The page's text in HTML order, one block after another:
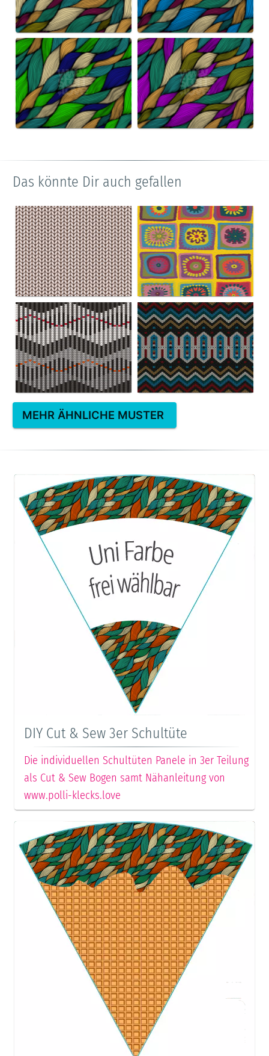
Das könnte Dir auch gefallen
MEHR ÄHNLICHE MUSTER
DIY Cut & Sew 3er Schultüte
Die individuellen Schultüten Panele in 3er Teilung
als Cut & Sew Bogen samt Nähanleitung von
www.polli-klecks.love